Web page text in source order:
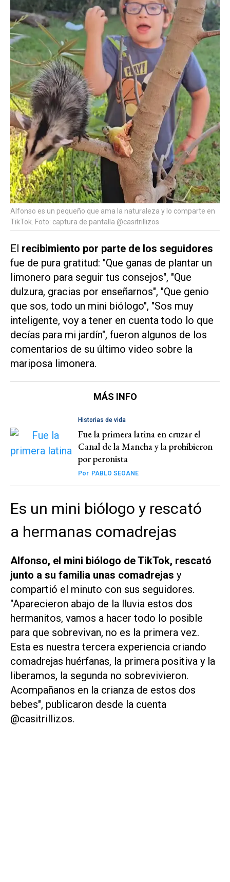
Alfonso es un pequeño que ama la naturaleza y lo comparte en
TikTok. Foto: captura de pantalla @casitrillizos
El recibimiento por parte de los seguidores
fue de pura gratitud: "Que ganas de plantar un
limonero para seguir tus consejos", "Que
dulzura, gracias por enseñarnos", "Que genio
que sos, todo un mini biólogo", "Sos muy
inteligente, voy a tener en cuenta todo lo que
decías para mi jardín", fueron algunos de los
comentarios de su último video sobre la
mariposa limonera.
MÁS INFO
Historias de vida
Fue la primera latina en cruzar el
Canal de la Mancha y la prohibieron
por peronista
Por PABLO SEOANE
Es un mini biólogo y rescató
a hermanas comadrejas
Alfonso, el mini biólogo de TikTok, rescató
junto a su familia unas comadrejas y
compartió el minuto con sus seguidores.
"Aparecieron abajo de la lluvia estos dos
hermanitos, vamos a hacer todo lo posible
para que sobrevivan, no es la primera vez.
Esta es nuestra tercera experiencia criando
comadrejas huérfanas, la primera positiva y la
liberamos, la segunda no sobrevivieron.
Acompañanos en la crianza de estos dos
bebes", publicaron desde la cuenta
@casitrillizos.